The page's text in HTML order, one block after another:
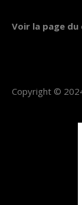
Voir la page
Copyright ©